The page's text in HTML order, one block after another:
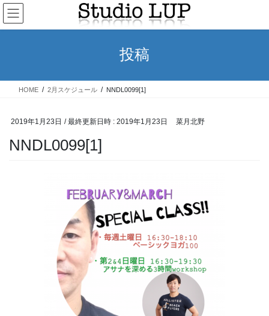
コ
ン
テ
ス
ナ
ビ
ゲ
ン
投稿
HOME 2月スケジュール NNDL0099[1]
2019年1月23日 / 最終更新日時 : 2019年1月23日 菜月北野
NNDL0099[1]